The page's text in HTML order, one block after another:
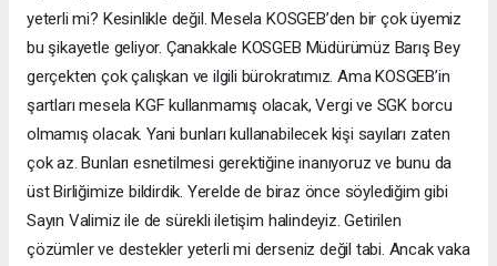
yeterli mi? Kesinlikle değil. Mesela KOSGEB’den bir çok üyemiz
bu şikayetle geliyor. Çanakkale KOSGEB Müdürümüz Barış Bey
gerçekten çok çalışkan ve ilgili bürokratımız. Ama KOSGEB’in
şartları mesela KGF kullanmamış olacak, Vergi ve SGK borcu
olmamış olacak. Yani bunları kullanabilecek kişi sayıları zaten
çok az. Bunları esnetilmesi gerektiğine inanıyoruz ve bunu da
üst Birliğimize bildirdik. Yerelde de biraz önce söylediğim gibi
Sayın Valimiz ile de sürekli iletişim halindeyiz. Getirilen
çözümler ve destekler yeterli mi derseniz değil tabi. Ancak vaka